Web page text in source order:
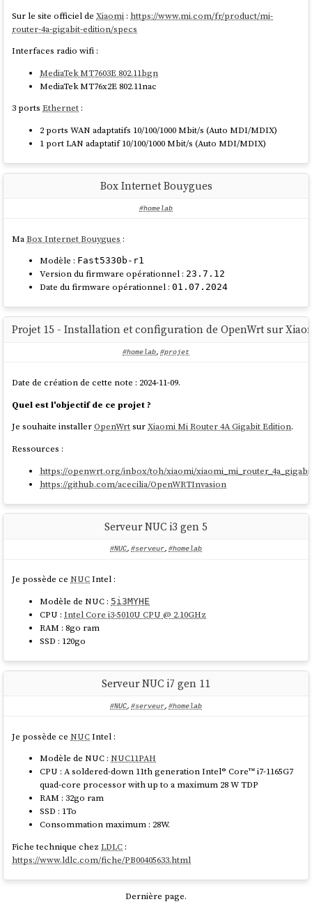
Sur le site officiel deXiaomi : https://www.mi.com/fr/product/mi-
router-4a-gigabit-edition/specs
Interfaces radio wifi :
MediaTek MT7603E 802.11bgn
MediaTek MT76x2E 802.11nac
3 portsEthernet :
2 ports WAN adaptatifs 10/100/1000 Mbit/s (Auto MDI/MDIX)
1 port LAN adaptatif 10/100/1000 Mbit/s (Auto MDI/MDIX)
Box Internet Bouygues
#homelab
MaBox Internet Bouygues :
Modèle : Fast5330b-r1
Version du firmware opérationnel : 23.7.12
Date du firmware opérationnel :01.07.2024
Projet 15 - Installation et configuration de OpenWrt sur
#homelab, #projet
Date de création de cette note : 2024-11-09.
Quel est l'objectif de ce projet ?
Je souhaite installerOpenWrtsurXiaomi Mi Router 4A Gigabit Edition.
Ressources :
https://openwrt.org/inbox/toh/xiaomi/
https://github.com/acecilia/OpenWRTInvasion
Serveur NUC i3 gen 5
#NUC, #serveur, #homelab
Je possède ceNUCIntel :
Modèle de NUC : 5i3MYHE
CPU :Intel Core i3-5010U CPU @ 2.10GHz
RAM : 8go ram
SSD : 120go
Serveur NUC i7 gen 11
#NUC, #serveur, #homelab
Je possède ceNUCIntel :
Modèle de NUC :NUC11PAH
CPU : A soldered-down 11th generation Intel® Core™ i7-1165G7
quad-core processor with up to a maximum 28 W TDP
RAM : 32go ram
SSD : 1To
Consommation maximum : 28W.
Fiche technique chezLDLC :
https://www.ldlc.com/fiche/PB00405633.html
Dernière page.